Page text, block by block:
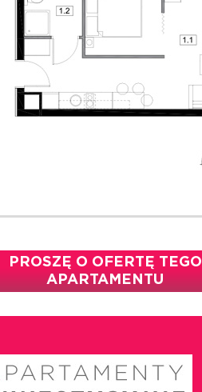
PROSZĘ O OFERTĘ TEGO
APARTAMENTU